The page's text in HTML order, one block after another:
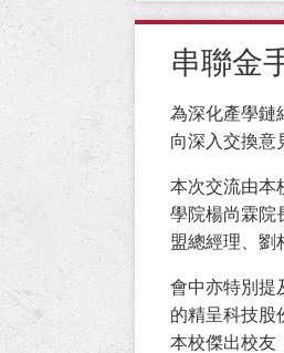
串聯金
為深化產學鏈
向深入交換意
本次交流由本
學院楊尚霖院
盟總經理、劉
會中亦特別提
的精呈科技股
本校傑出校友